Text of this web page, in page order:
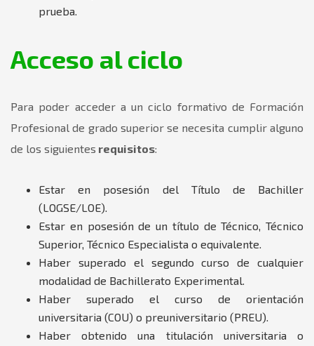
prueba.
Acceso al ciclo
Para poder acceder a un ciclo formativo de Formación
Profesional de grado superior se necesita cumplir alguno
de los siguientes requisitos:
Estar en posesión del Título de Bachiller
(LOGSE/LOE).
Estar en posesión de un título de Técnico, Técnico
Superior, Técnico Especialista o equivalente.
Haber superado el segundo curso de cualquier
modalidad de Bachillerato Experimental.
Haber superado el curso de orientación
universitaria (COU) o preuniversitario (PREU).
Haber obtenido una titulación universitaria o